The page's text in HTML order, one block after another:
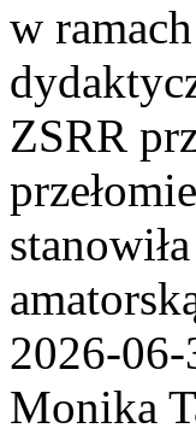
w
ZSRR
2026-
Monika